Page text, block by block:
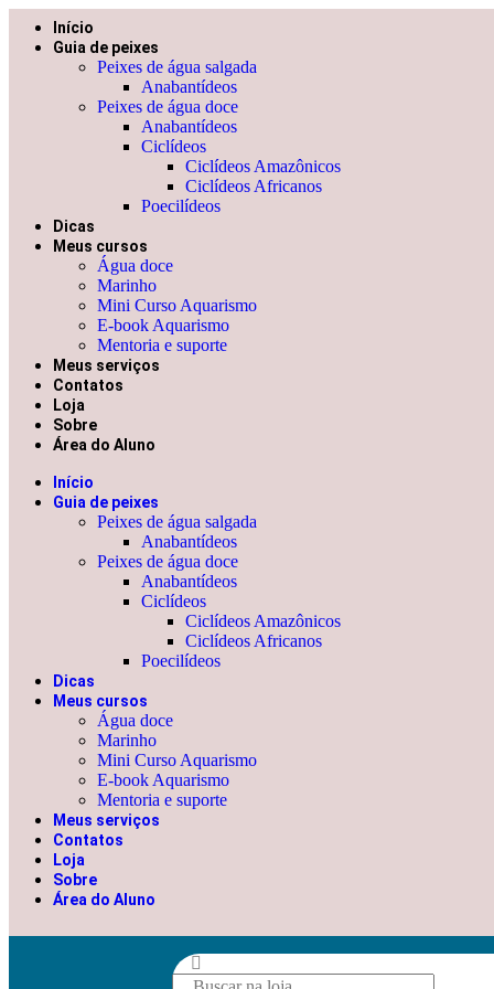
Início
Guia de peixes
Peixes de água salgada
Anabantídeos
Peixes de água doce
Anabantídeos
Ciclídeos
Ciclídeos Amazônicos
Ciclídeos Africanos
Poecilídeos
Dicas
Meus cursos
Água doce
Marinho
Mini Curso Aquarismo
E-book Aquarismo
Mentoria e suporte
Meus serviços
Contatos
Loja
Sobre
Área do Aluno
Início
Guia de peixes
Peixes de água salgada
Anabantídeos
Peixes de água doce
Anabantídeos
Ciclídeos
Ciclídeos Amazônicos
Ciclídeos Africanos
Poecilídeos
Dicas
Meus cursos
Água doce
Marinho
Mini Curso Aquarismo
E-book Aquarismo
Mentoria e suporte
Meus serviços
Contatos
Loja
Sobre
Área do Aluno